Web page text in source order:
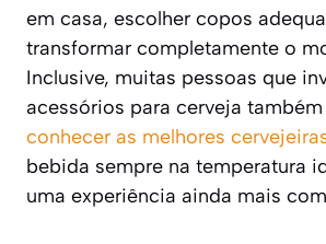
em casa, escolher copos
transformar completamente o
Inclusive, muitas pessoas que
acessórios para cerveja
conhecer as melhores
bebida sempre na temperatura
uma experiência ainda mais